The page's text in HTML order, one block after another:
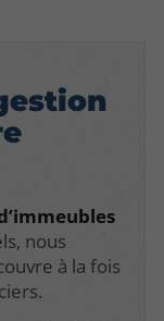
nous
à la fois